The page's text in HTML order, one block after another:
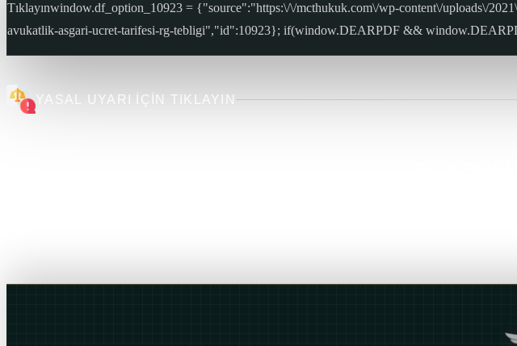
Tıklayınwindow.df_option_10923 = {"source":"https:\/\/mcthukuk.com\/wp-content\/uploads\/
avukatlik-asgari-ucret-tarifesi-rg-tebligi","id":10923}; if(window.DEARPDF &&
YASAL UYARI İÇİN TIKLAYIN